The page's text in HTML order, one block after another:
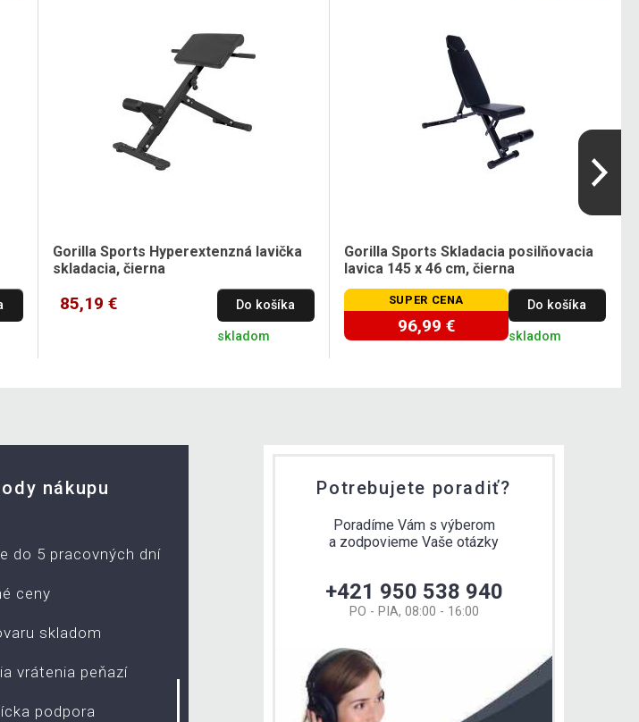
Gorilla Sports Hyperextenzná lavička
skladacia, čierna
85,19 € Do košíka
skladom
Gorilla Sports Skladacia posilňovacia
lavica 145 x 46 cm, čierna
SUPER CENA
96,99 €
Do košíka
skladom
nákupu
do 5 pracovných dní
ceny
skladom
vrátenia peňazí
podpora
Potrebujete poradiť?
Poradíme Vám s výberom
a zodpovieme Vaše otázky
+421 950 538 940
PO - PIA, 08:00 - 16:00